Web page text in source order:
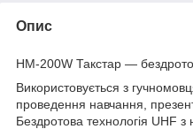
Опис
HM-200W Такстар —
Використовується з
проведення навчання,
Бездротова технологія UHF